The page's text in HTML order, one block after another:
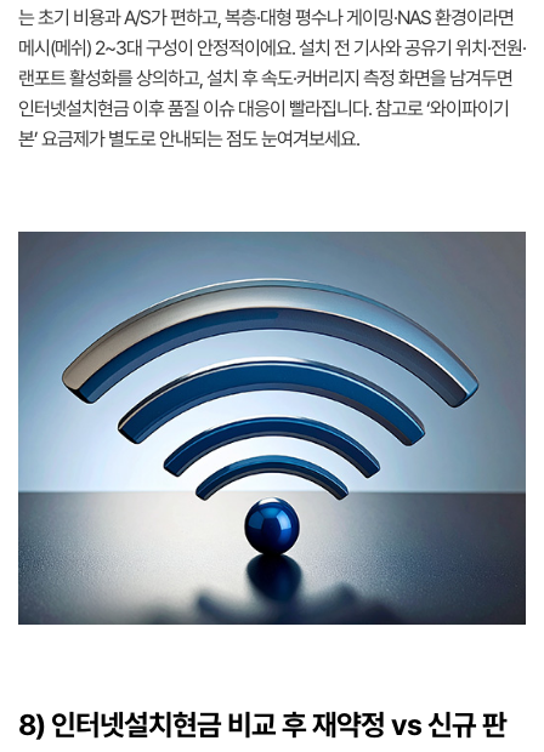
는 초기 비용과 A/S가 편하고, 복층·대형 평수나 게이밍·NAS 환경이라면
메시(메쉬) 2~3대 구성이 안정적이에요. 설치 전 기사와 공유기 위치·전원·
랜포트 활성화를 상의하고, 설치 후 속도·커버리지 측정 화면을 남겨두면
인터넷설치현금 이후 품질 이슈 대응이 빨라집니다. 참고로 ‘와이파이기
본’ 요금제가 별도로 안내되는 점도 눈여겨보세요.
8) 인터넷설치현금 비교 후 재약정 vs 신규 판